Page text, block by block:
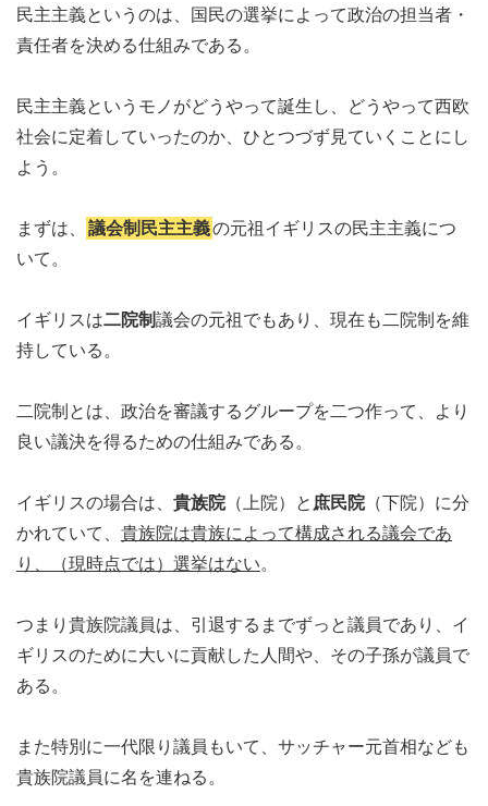
民主主義というのは、国民の選挙によって政治の担当者・
責任者を決める仕組みである。
民主主義というモノがどうやって誕生し、どうやって西欧
社会に定着していったのか、ひとつづず見ていくことにし
よう。
まずは、 議会制民主主義の元祖イギリスの民主主義につ
いて。
イギリスは二院制議会の元祖でもあり、現在も二院制を維
持している。
二院制とは、政治を審議するグループを二つ作って、より
良い議決を得るための仕組みである。
イギリスの場合は、 貴族院（上院）と 庶民院（下院）に分
かれていて、 貴族院は貴族によって構成される議会であ
り、（現時点では）選挙はない。
つまり貴族院議員は、引退するまでずっと議員であり、イ
ギリスのために大いに貢献した人間や、その子孫が議員で
ある。
また特別に一代限り議員もいて、サッチャー元首相なども
貴族院議員に名を連ねる。